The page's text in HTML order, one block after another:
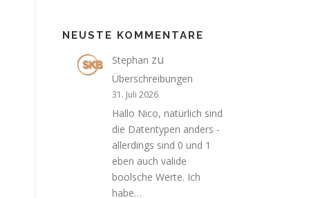
NEUSTE KOMMENTARE
Stephan zu
Überschreibungen
31. Juli 2026
Hallo Nico, natürlich sind
die Datentypen anders -
allerdings sind 0 und 1
eben auch valide
boolsche Werte. Ich
habe…